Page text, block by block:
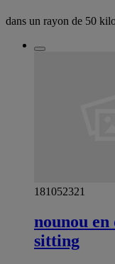
dans un rayon de 50
181052321
nounou
sitting